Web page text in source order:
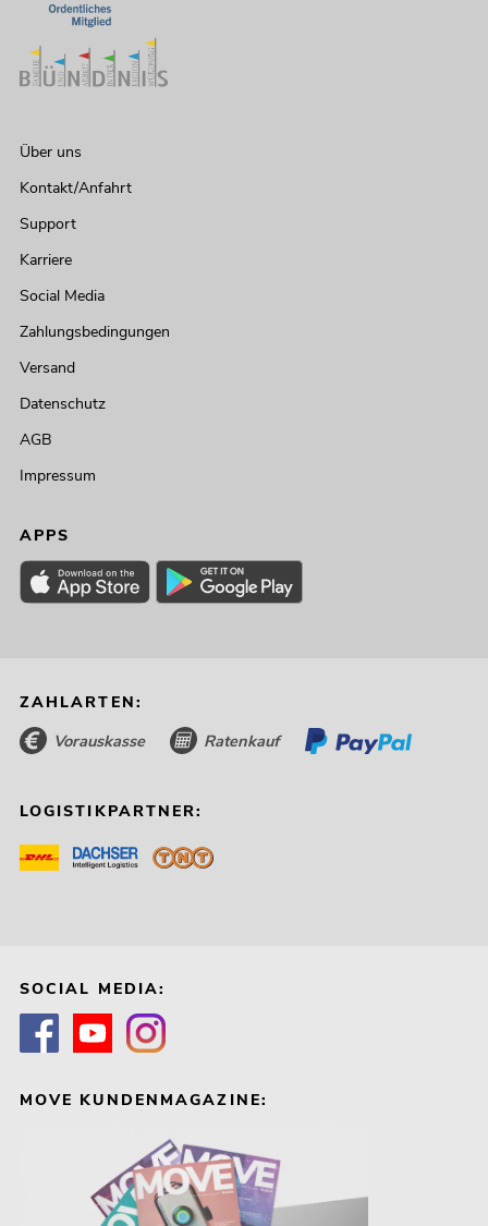
Über uns
Kontakt/Anfahrt
Support
Karriere
Social Media
Zahlungsbedingungen
Versand
Datenschutz
AGB
Impressum
APPS
ZAHLARTEN:
Vorauskasse Ratenkauf
LOGISTIKPARTNER:
SOCIAL MEDIA:
MOVE KUNDENMAGAZINE: